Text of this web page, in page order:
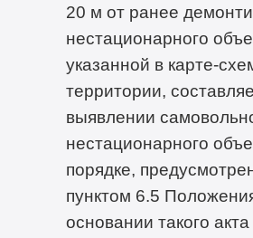
20 м от ранее
нестационарного
указанной в карте-
территории,
выявлении
нестационарного
порядке,
пунктом 6.5
основании такого акта